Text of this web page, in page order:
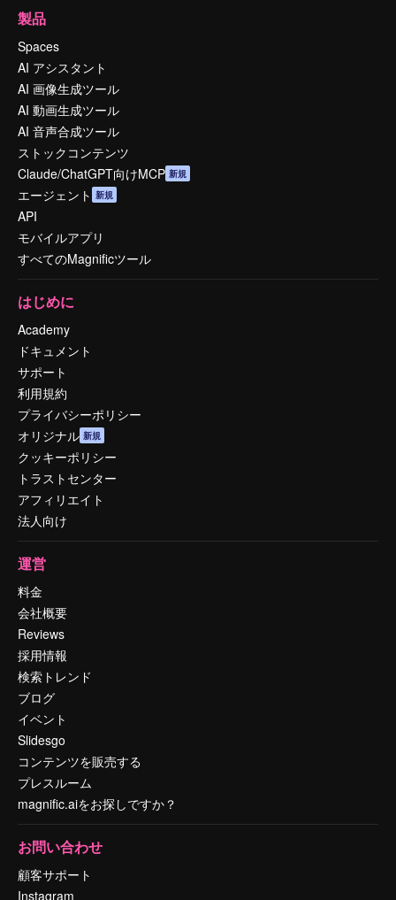
製品
Spaces
AI アシスタント
AI 画像生成ツール
AI 動画生成ツール
AI 音声合成ツール
ストックコンテンツ
Claude/ChatGPT向けMCP 新規
エージェント 新規
API
モバイルアプリ
すべてのMagnificツール
はじめに
Academy
ドキュメント
サポート
利用規約
プライバシーポリシー
オリジナル 新規
クッキーポリシー
トラストセンター
アフィリエイト
法人向け
運営
料金
会社概要
Reviews
採用情報
検索トレンド
ブログ
イベント
Slidesgo
コンテンツを販売する
プレスルーム
magnific.aiをお探しですか？
お問い合わせ
顧客サポート
Instagram